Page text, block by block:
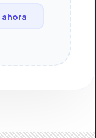
ahora